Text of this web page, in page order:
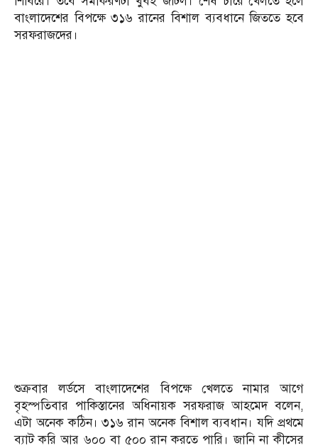
বাংলাদেশের বিপক্ষে ৩১৬ রানের বিশাল ব্যবধানে জিততে হবে
সরফরাজদের।
শুক্রবার লর্ডসে বাংলাদেশের বিপক্ষে খেলতে নামার আগে
বৃহস্পতিবার পাকিস্তানের অধিনায়ক সরফরাজ আহমেদ বলেন,
এটা অনেক কঠিন। ৩১৬ রান অনেক বিশাল ব্যবধান। যদি প্রথমে
ব্যাট করি আর ৬০০ বা ৫০০ রান করতে পারি। জানি না কীসের